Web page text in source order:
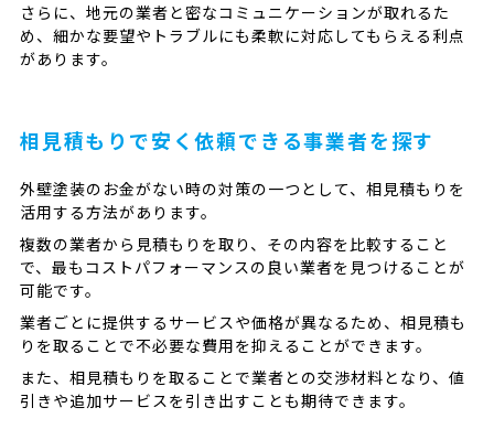
さらに、地元の業者と密なコミュニケーションが取れるた
め、細かな要望やトラブルにも柔軟に対応してもらえる利点
があります。
相見積もりで安く依頼できる事業者を探す
外壁塗装のお金がない時の対策の一つとして、相見積もりを
活用する方法があります。
複数の業者から見積もりを取り、その内容を比較すること
で、最もコストパフォーマンスの良い業者を見つけることが
可能です。
業者ごとに提供するサービスや価格が異なるため、相見積も
りを取ることで不必要な費用を抑えることができます。
また、相見積もりを取ることで業者との交渉材料となり、値
引きや追加サービスを引き出すことも期待できます。